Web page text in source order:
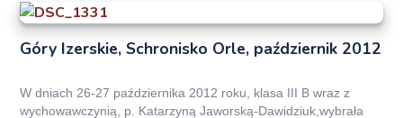
Góry Izerskie, Schronisko Orle, październik 2012
W dniach 26-27 października 2012 roku, klasa III B wraz z
wychowawczynią, p. Katarzyną Jaworską-Dawidziuk,wybrała